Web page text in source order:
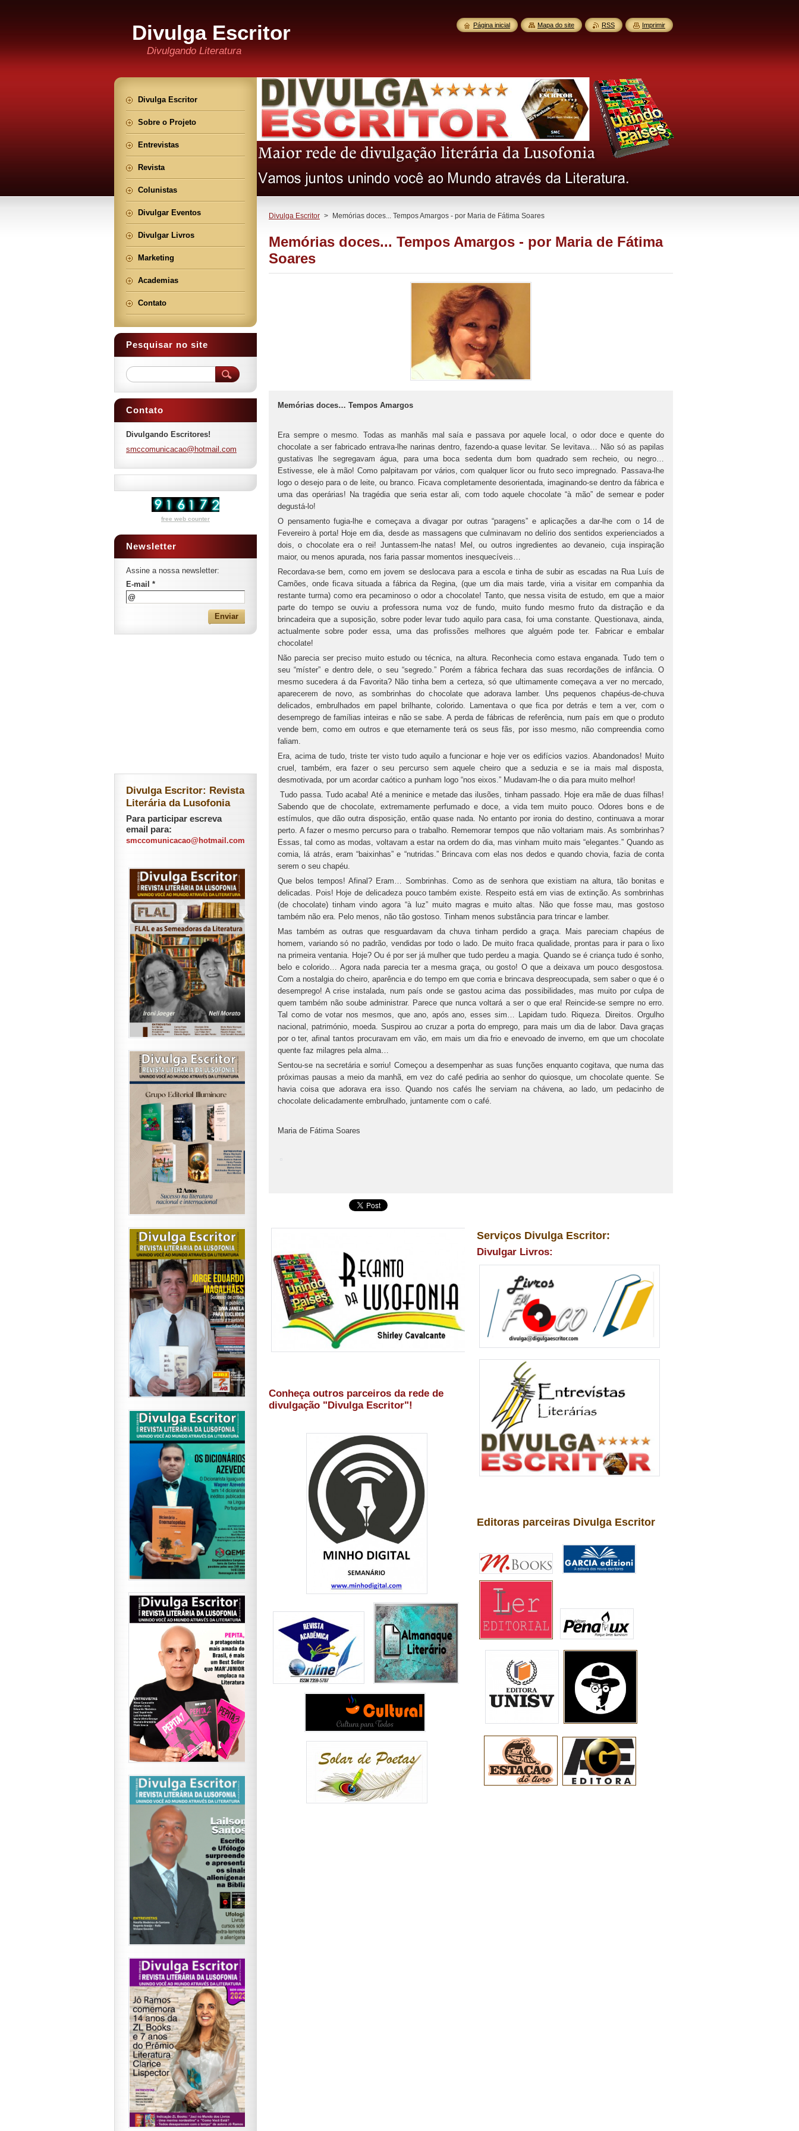
Divulga Escritor
Divulgando Literatura
Divulga Escritor > Memórias doces... Tempos Amargos - por Maria de Fátima Soares
Memórias doces... Tempos Amargos - por Maria de Fátima
Soares
Memórias doces… Tempos Amargos
Era sempre o mesmo. Todas as manhãs mal saía e passava por aquele local, o odor doce e quente do
chocolate a ser fabricado entrava-lhe narinas dentro, fazendo-a quase levitar. Se levitava… Não só as papilas
gustativas lhe segregavam água, para uma boca sedenta dum bom quadrado sem recheio, ou negro…
Estivesse, ele à mão! Como palpitavam por vários, com qualquer licor ou fruto seco impregnado. Passava-lhe
logo o desejo para o de leite, ou branco. Ficava completamente desorientada, imaginando-se dentro da fábrica e
uma das operárias! Na tragédia que seria estar ali, com todo aquele chocolate “à mão” de semear e poder
degustá-lo!
O pensamento fugia-lhe e começava a divagar por outras “paragens” e aplicações a dar-lhe com o 14 de
Fevereiro à porta! Hoje em dia, desde as massagens que culminavam no delírio dos sentidos experienciados a
dois, o chocolate era o rei! Juntassem-lhe natas! Mel, ou outros ingredientes ao devaneio, cuja inspiração
maior, ou menos apurada, nos faria passar momentos inesquecíveis…
Recordava-se bem, como em jovem se deslocava para a escola e tinha de subir as escadas na Rua Luís de
Camões, onde ficava situada a fábrica da Regina, (que um dia mais tarde, viria a visitar em companhia da
restante turma) como era pecaminoso o odor a chocolate! Tanto, que nessa visita de estudo, em que a maior
parte do tempo se ouviu a professora numa voz de fundo, muito fundo mesmo fruto da distração e da
brincadeira que a suposição, sobre poder levar tudo aquilo para casa, foi uma constante. Questionava, ainda,
actualmente sobre poder essa, uma das profissões melhores que alguém pode ter. Fabricar e embalar
chocolate!
Não parecia ser preciso muito estudo ou técnica, na altura. Reconhecia como estava enganada. Tudo tem o
seu “míster” e dentro dele, o seu “segredo.” Porém a fábrica fechara das suas recordações de infância. O
mesmo sucedera á da Favorita? Não tinha bem a certeza, só que ultimamente começava a ver no mercado,
aparecerem de novo, as sombrinhas do chocolate que adorava lamber. Uns pequenos chapéus-de-chuva
delicados, embrulhados em papel brilhante, colorido. Lamentava o que fica por detrás e tem a ver, com o
desemprego de famílias inteiras e não se sabe. A perda de fábricas de referência, num país em que o produto
vende bem, como em outros e que eternamente terá os seus fãs, por isso mesmo, não compreendia como
faliam.
Era, acima de tudo, triste ter visto tudo aquilo a funcionar e hoje ver os edifícios vazios. Abandonados! Muito
cruel, também, era fazer o seu percurso sem aquele cheiro que a seduzia e se ia mais mal disposta,
desmotivada, por um acordar caótico a punham logo “nos eixos.” Mudavam-lhe o dia para muito melhor!
Tudo passa. Tudo acaba! Até a meninice e metade das ilusões, tinham passado. Hoje era mãe de duas filhas!
Sabendo que de chocolate, extremamente perfumado e doce, a vida tem muito pouco. Odores bons e de
estímulos, que dão outra disposição, então quase nada. No entanto por ironia do destino, continuava a morar
perto. A fazer o mesmo percurso para o trabalho. Rememorar tempos que não voltariam mais. As sombrinhas?
Essas, tal como as modas, voltavam a estar na ordem do dia, mas vinham muito mais “elegantes.” Quando as
comia, lá atrás, eram “baixinhas” e “nutridas.” Brincava com elas nos dedos e quando chovia, fazia de conta
serem o seu chapéu.
Que belos tempos! Afinal? Eram… Sombrinhas. Como as de senhora que existiam na altura, tão bonitas e
delicadas. Pois! Hoje de delicadeza pouco também existe. Respeito está em vias de extinção. As sombrinhas
(de chocolate) tinham vindo agora “à luz” muito magras e muito altas. Não que fosse mau, mas gostoso
também não era. Pelo menos, não tão gostoso. Tinham menos substância para trincar e lamber.
Mas também as outras que resguardavam da chuva tinham perdido a graça. Mais pareciam chapéus de
homem, variando só no padrão, vendidas por todo o lado. De muito fraca qualidade, prontas para ir para o lixo
na primeira ventania. Hoje? Ou é por ser já mulher que tudo perdeu a magia. Quando se é criança tudo é sonho,
belo e colorido… Agora nada parecia ter a mesma graça, ou gosto! O que a deixava um pouco desgostosa.
Com a nostalgia do cheiro, aparência e do tempo em que corria e brincava despreocupada, sem saber o que é o
desemprego! A crise instalada, num país onde se gastou acima das possibilidades, mas muito por culpa de
quem também não soube administrar. Parece que nunca voltará a ser o que era! Reincide-se sempre no erro.
Tal como de votar nos mesmos, que ano, após ano, esses sim… Lapidam tudo. Riqueza. Direitos. Orgulho
nacional, património, moeda. Suspirou ao cruzar a porta do emprego, para mais um dia de labor. Dava graças
por o ter, afinal tantos procuravam em vão, em mais um dia frio e enevoado de inverno, em que um chocolate
quente faz milagres pela alma…
Sentou-se na secretária e sorriu! Começou a desempenhar as suas funções enquanto cogitava, que numa das
próximas pausas a meio da manhã, em vez do café pediria ao senhor do quiosque, um chocolate quente. Se
havia coisa que adorava era isso. Quando nos cafés lhe serviam na chávena, ao lado, um pedacinho de
chocolate delicadamente embrulhado, juntamente com o café.
Maria de Fátima Soares
Conheça outros parceiros da rede de
divulgação "Divulga Escritor"!
Serviços Divulga Escritor:
Divulgar Livros:
Editoras parceiras Divulga Escritor
Divulga Escritor
Sobre o Projeto
Entrevistas
Revista
Colunistas
Divulgar Eventos
Divulgar Livros
Marketing
Academias
Contato
Pesquisar no site
Contato
Divulgando Escritores!
smccomunicacao@hotmail.com
free web counter
Newsletter
Assine a nossa newsletter:
E-mail *
Divulga Escritor: Revista
Literária da Lusofonia
Para participar escreva
email para:
smccomunicacao@hotmail.com
Página inicial Mapa do site RSS Imprimir